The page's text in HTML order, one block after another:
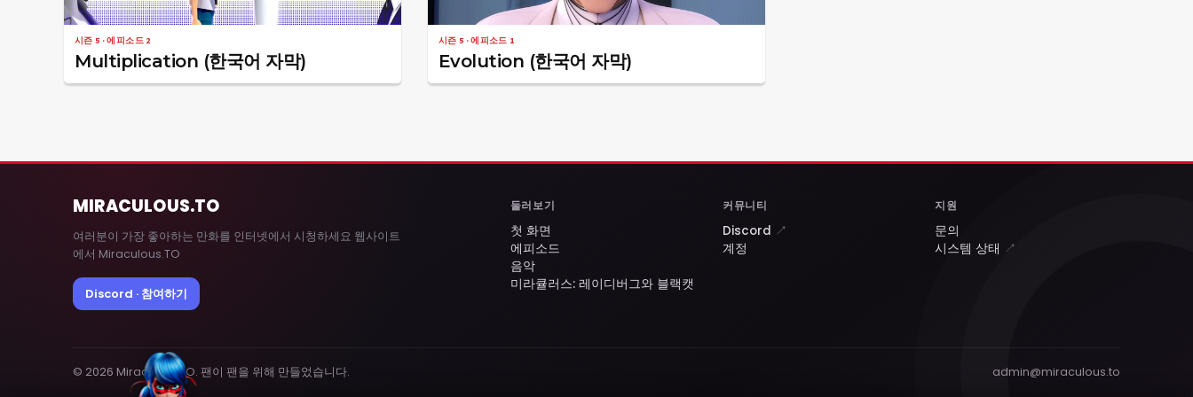
시즌 5 · 에피소드 2
Multiplication (한국어 자막)
시즌 5 · 에피소드 1
Evolution (한국어 자막)
MIRACULOUS.TO
여러분이 가장 좋아하는 만화를 인터넷에서 시청하세요 웹사이트
에서 Miraculous.TO
Discord · 참여하기
둘러보기
첫 화면
에피소드
음악
미라큘러스: 레이디버그와 블랙캣
커뮤니티
Discord ↗
계정
지원
문의
시스템 상태 ↗
© 2026 MiraculousTO. 팬이 팬을 위해 만들었습니다. admin@miraculous.to